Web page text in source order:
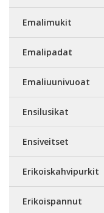
Emalimukit
Emalipadat
Emaliuunivuoat
Ensilusikat
Ensiveitset
Erikoiskahvipurkit
Erikoispannut